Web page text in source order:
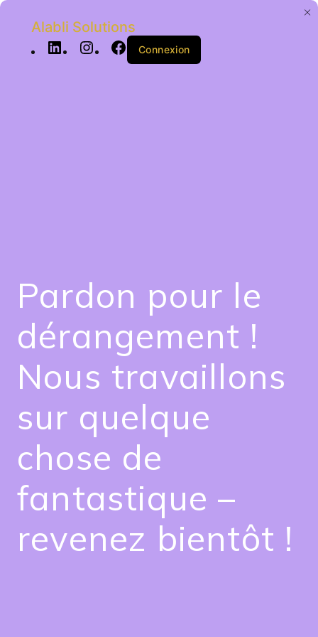
Alabli Solutions
Connexion
Pardon pour le
dérangement !
Nous travaillons
sur quelque
chose de
fantastique –
revenez bientôt !